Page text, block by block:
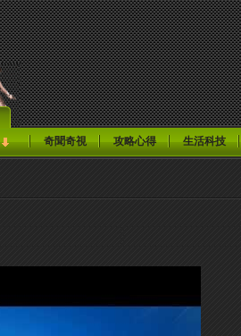
奇聞奇視 攻略心得 生活科技